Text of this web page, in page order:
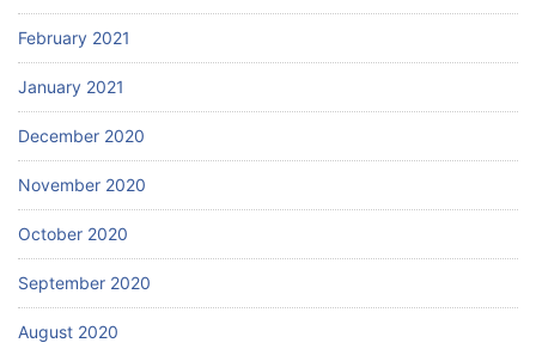
February 2021
January 2021
December 2020
November 2020
October 2020
September 2020
August 2020